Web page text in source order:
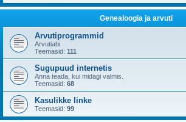
Genealoogia ja arvuti
Arvutiprogrammid
Arvutiabi
Teemasid: 111
Sugupuud internetis
Anna teada, kui midagi valmis.
Teemasid: 68
Kasulikke linke
Teemasid: 99